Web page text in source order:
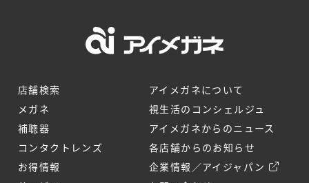
店舗検索
メガネ
補聴器
コンタクトレンズ
お得情報
アイメガネについて
視生活のコンシェルジュ
アイメガネからのニュース
各店舗からのお知らせ
企業情報／アイジャパン